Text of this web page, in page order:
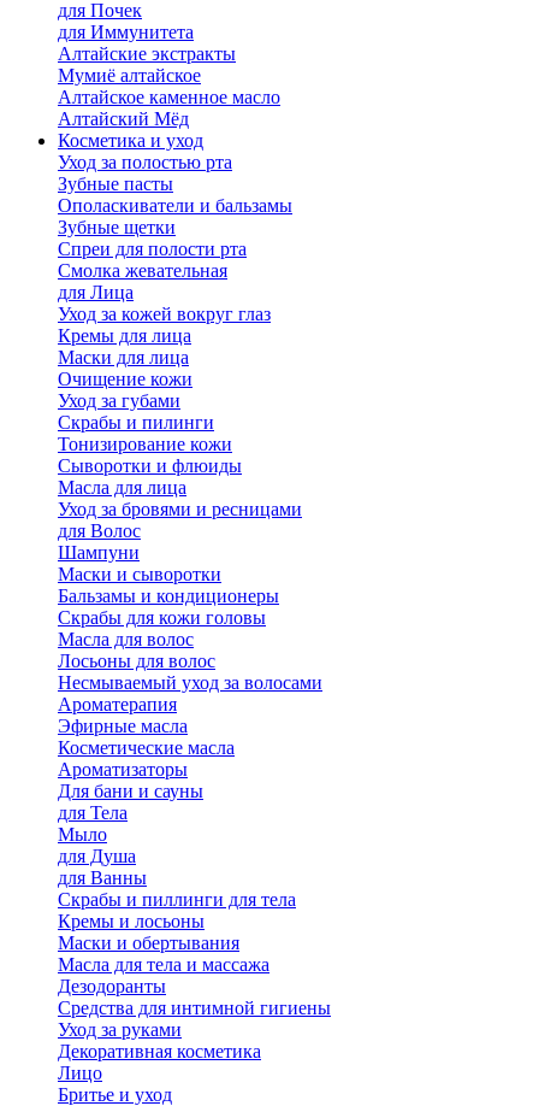
для Почек
для Иммунитета
Алтайские экстракты
Мумиё алтайское
Алтайское каменное масло
Алтайский Мёд
Косметика и уход
Уход за полостью рта
Зубные пасты
Ополаскиватели и бальзамы
Зубные щетки
Спреи для полости рта
Смолка жевательная
для Лица
Уход за кожей вокруг глаз
Кремы для лица
Маски для лица
Очищение кожи
Уход за губами
Скрабы и пилинги
Тонизирование кожи
Сыворотки и флюиды
Масла для лица
Уход за бровями и ресницами
для Волос
Шампуни
Маски и сыворотки
Бальзамы и кондиционеры
Скрабы для кожи головы
Масла для волос
Лосьоны для волос
Несмываемый уход за волосами
Ароматерапия
Эфирные масла
Косметические масла
Ароматизаторы
Для бани и сауны
для Тела
Мыло
для Душа
для Ванны
Скрабы и пиллинги для тела
Кремы и лосьоны
Маски и обертывания
Масла для тела и массажа
Дезодоранты
Средства для интимной гигиены
Уход за руками
Декоративная косметика
Лицо
Бритье и уход